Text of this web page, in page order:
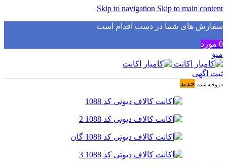
Skip to navigation Skip to main content
سفارش های شما در دست اقدام است✅
0 مورد
منو
ثبت اگهی
فروخته شده جدید